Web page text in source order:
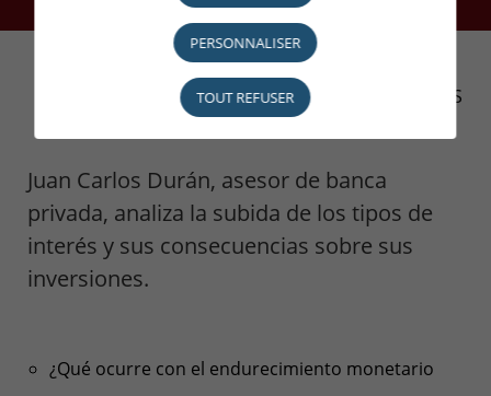
TODAS LAS NOVEDADES
Juan Carlos Durán, asesor de banca
privada, analiza la subida de los tipos de
interés y sus consecuencias sobre sus
inversiones.
¿Qué ocurre con el endurecimiento monetario
PERSONNALISER
TOUT REFUSER